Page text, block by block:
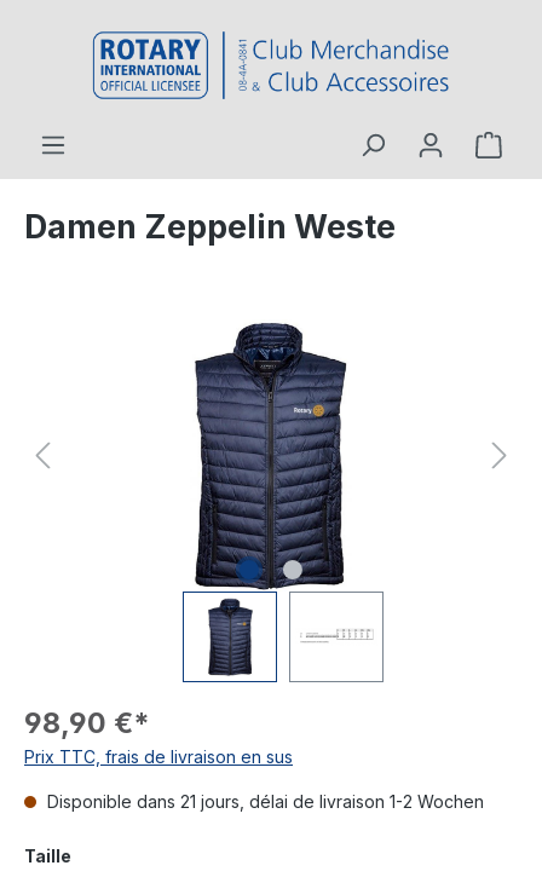
Damen Zeppelin Weste
98,90 €*
Prix TTC, frais de livraison en sus
Disponible dans 21 jours, délai de livraison 1-2 Wochen
Taille